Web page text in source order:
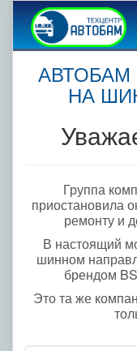
НА
Группа
приостановила
ремонту и
В настоящий
шинном
брендом
Это та же